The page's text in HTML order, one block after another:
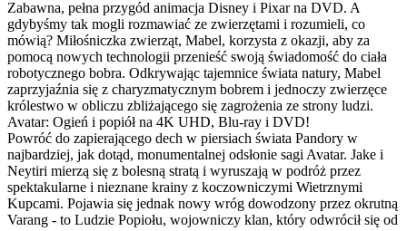
Zabawna, pełna przygód animacja Disney i Pixar na DVD. A
gdybyśmy tak mogli rozmawiać ze zwierzętami i rozumieli, co
mówią? Miłośniczka zwierząt, Mabel, korzysta z okazji, aby za
pomocą nowych technologii przenieść swoją świadomość do ciała
robotycznego bobra. Odkrywając tajemnice świata natury, Mabel
zaprzyjaźnia się z charyzmatycznym bobrem i jednoczy zwierzęce
królestwo w obliczu zbliżającego się zagrożenia ze strony ludzi.
Avatar: Ogień i popiół na 4K UHD, Blu-ray i DVD!
Powróć do zapierającego dech w piersiach świata Pandory w
najbardziej, jak dotąd, monumentalnej odsłonie sagi Avatar. Jake i
Neytiri mierzą się z bolesną stratą i wyruszają w podróż przez
spektakularne i nieznane krainy z koczowniczymi Wietrznymi
Kupcami. Pojawia się jednak nowy wróg dowodzony przez okrutną
Varang - to Ludzie Popiołu, wojowniczy klan, który odwrócił się od